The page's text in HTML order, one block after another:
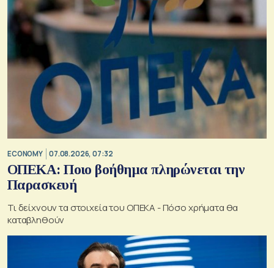
ECONOMY 07.08.2026, 07:32
ΟΠΕΚΑ: Ποιο βοήθημα πληρώνεται την
Παρασκευή
Τι δείχνουν τα στοιχεία του ΟΠΕΚΑ - Πόσο χρήματα θα
καταβληθούν